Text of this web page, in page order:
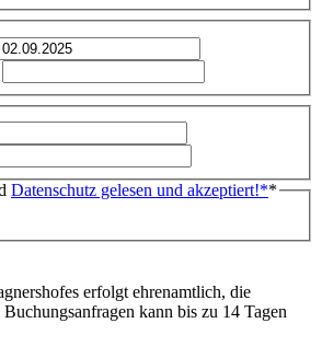
Datenschutz gelesen und akzeptiert!**
erfolgt ehrenamtlich, die
kann bis zu 14 Tagen